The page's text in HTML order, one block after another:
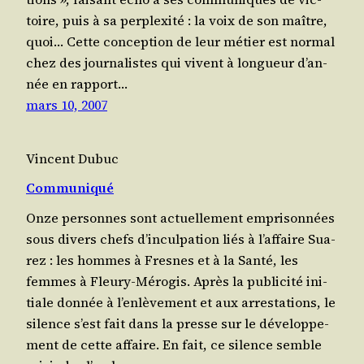
toire, puis à sa per­plexi­té : la voix de son maître,
quoi… Cette concep­tion de leur métier est nor­mal
chez des jour­na­listes qui vivent à lon­gueur d’an­
née en rap­port…
mars 10, 2007
Vincent Dubuc
Communiqué
Onze per­sonnes sont actuel­le­ment empri­son­nées
sous divers chefs d’in­cul­pa­tion liés à l’af­faire Sua­
rez : les hommes à Fresnes et à la San­té, les
femmes à Fleu­ry-Méro­gis. Après la publi­ci­té ini­
tiale don­née à l’en­lè­ve­ment et aux arres­ta­tions, le
silence s’est fait dans la presse sur le déve­lop­pe­
ment de cette affaire. En fait, ce silence semble